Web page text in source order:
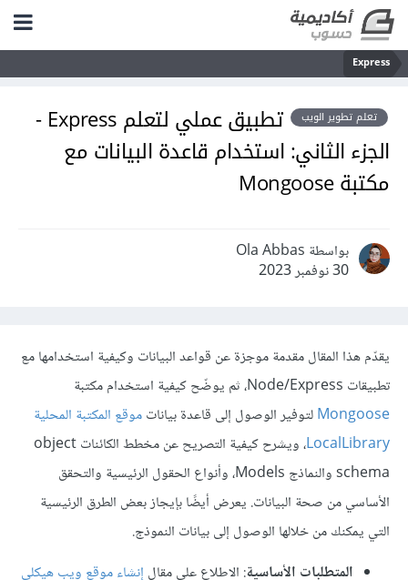
Express
تعلم تطوير الويب
تطبيق عملي لتعلم Express -
الجزء الثاني: استخدام قاعدة البيانات مع
مكتبة Mongoose
بواسطة Ola Abbas
30 نوفمبر 2023
يقدّم هذا المقال مقدمة موجزة عن قواعد البيانات وكيفية استخدامها مع
تطبيقات Node/Express، ثم يوضّح كيفية استخدام مكتبة
Mongooseلتوفير الوصول إلى قاعدة بياناتموقع المكتبة المحلية
LocalLibrary
، ويشرح كيفية التصريح عن مخطط الكائنات object
schema والنماذج Models، وأنواع الحقول الرئيسية والتحقق
الأساسي من صحة البيانات. يعرض أيضًا بإيجاز بعض الطرق الرئيسية
التي يمكنك من خلالها الوصول إلى بيانات النموذج.
المتطلبات الأساسية: الاطلاع على مقال إنشاء موقع ويب هيكلي